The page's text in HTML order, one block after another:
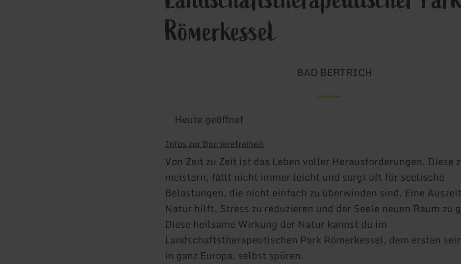
Römerkessel
BAD BERTRICH
Heute geöffnet
Infos zur Barrierefreiheit
Von Zeit zu Zeit ist das Leben voller Herausforderungen. Diese
meistern, fällt nicht immer leicht und sorgt oft für seelische
Belastungen, die nicht einfach zu überwinden sind. Eine
Natur hilft, Stress zu reduzieren und der Seele neuen Raum zu
Diese heilsame Wirkung der Natur kannst du im
Landschaftstherapeutischen Park Römerkessel, dem ersten
in ganz Europa, selbst spüren.